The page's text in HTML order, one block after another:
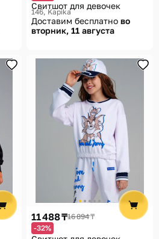
Свитшот для девочек
146 Kapika
Доставим бесплатно во
вторник, 11 августа
11 488 ₸16 894 ₸
-32%